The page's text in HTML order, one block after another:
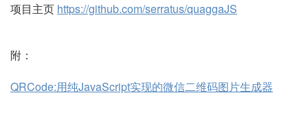
项目主页 https://github.com/serratus/quaggaJS
附：
QRCode:用纯JavaScript实现的微信二维码图片生成器